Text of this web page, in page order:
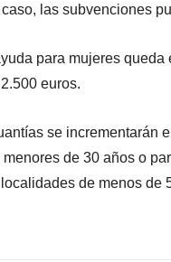
caso, las subvenciones
para mujeres
euros.
se incrementarán
menores de 30 años o
de menos de